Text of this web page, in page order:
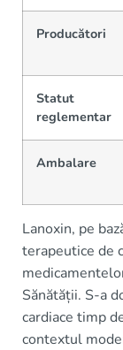
Producători
Statut
reglementar
Ambalare
Lanoxin, pe
terapeutice de
Sănătății. S-a
cardiace timp
contextul